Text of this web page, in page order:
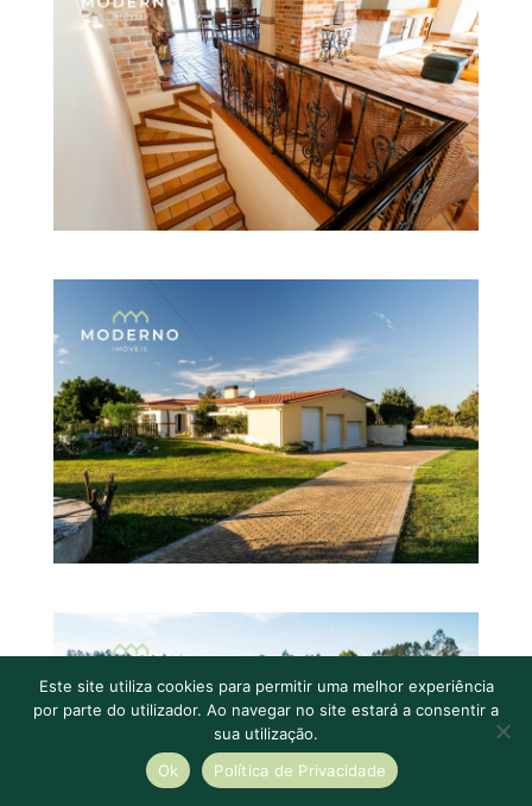
Este site utiliza cookies para permitir uma melhor experiência
por parte do utilizador. Ao navegar no site estará a consentir a
sua utilização.
Ok
Política de Privacidade